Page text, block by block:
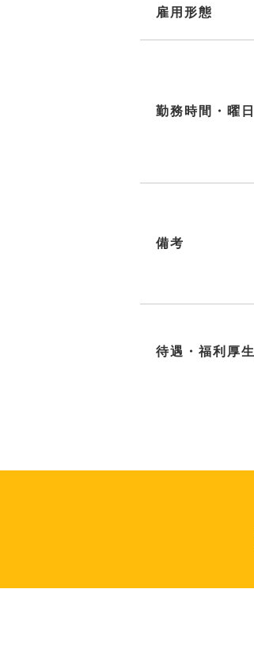
雇用形態
勤務時間・曜日
備考
待遇・福利厚生